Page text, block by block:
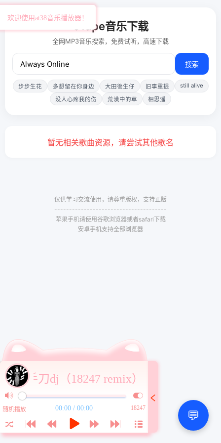
51ape音乐下载
全网MP3音乐搜索，免费试听，高速下载
搜索
步步生花 多想留在你身边 大田後生仔 旧事重提
still alive
没人心疼我的伤
荒漠中的草 相思遥
暂无相关歌曲资源，请尝试其他歌名
仅供学习交流使用，请尊重版权，支持正版
--------------------------------------
苹果手机请使用谷歌浏览器或者safari下载
安卓手机支持全部浏览器
💬
手刀dj（18247 remix）
00:00 / 00:00 18247
随机播放
欢迎使用at38音乐播放器！